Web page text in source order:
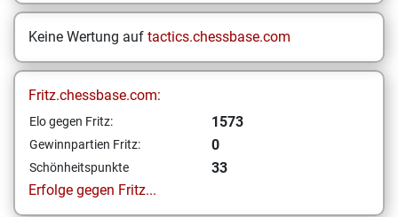
Keine Wertung auf tactics.chessbase.com
Fritz.chessbase.com:
Elo gegen Fritz: 1573
Gewinnpartien Fritz: 0
Schönheitspunkte
33
Erfolge gegen Fritz...